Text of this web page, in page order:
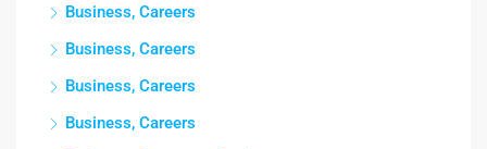
Business, Careers
Business, Careers
Business, Careers
Business, Careers